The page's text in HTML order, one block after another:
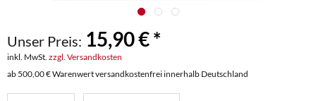
Unser Preis: 15,90 € *
inkl. MwSt. zzgl. Versandkosten
ab 500,00 € Warenwert versandkostenfrei innerhalb Deutschland